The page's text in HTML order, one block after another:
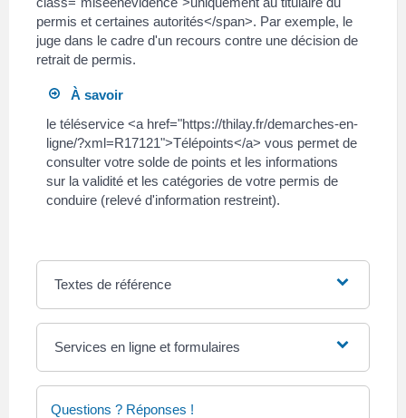
permis et certaines autorités</span>. Par exemple, le
juge dans le cadre d'un recours contre une décision de
retrait de permis.
À savoir
le téléservice <a href="https://thilay.fr/demarches-en-
ligne/?xml=R17121">Télépoints</a> vous permet de
consulter votre solde de points et les informations
sur la validité et les catégories de votre permis de
conduire (relevé d'information restreint).
Textes de référence
Services en ligne et formulaires
Questions ? Réponses !